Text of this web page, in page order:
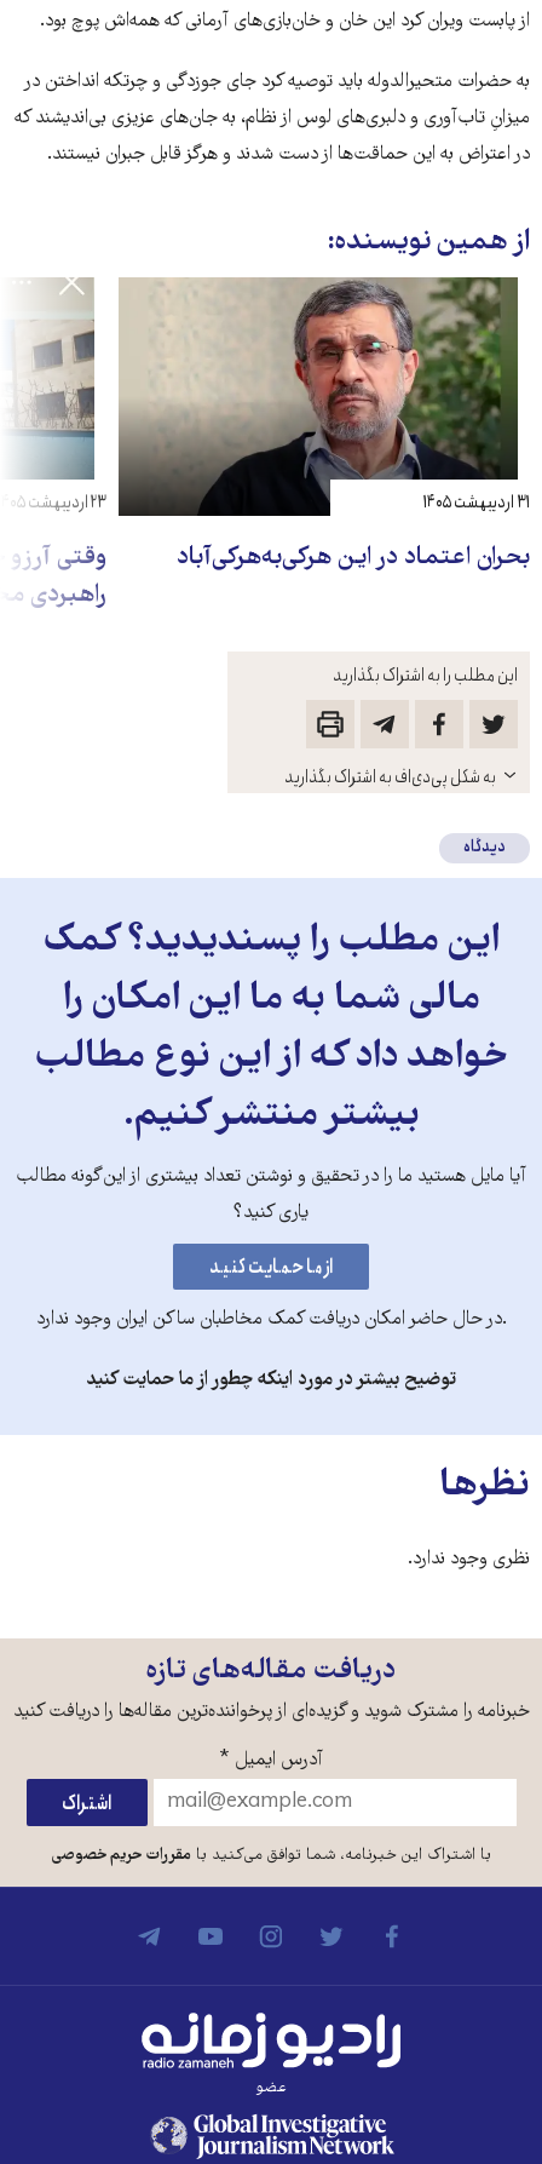
این مطلب را به اشتراک بگذارید
باز
کنید
به شکل پی‌دی‌اف به اشتراک بگذارید
از پابست ویران کرد این خان و خان‌بازی‌های آرمانی که همه‌اش پوچ بود.
به حضرات متحیرالدوله باید توصیه کرد جای جوزدگی و چرتکه انداختن در
میزانِ تاب‌آوری و دلبری‌های لوس از نظام، به جان‌های عزیزی بی‌اندیشند که
در اعتراض به این حماقت‌ها از دست شدند و هرگز قابل جبران نیستند.
از همین نویسنده:
بحران اعتماد در این هرکی‌به‌هرکی‌آباد
۳۱ اردیبهشت ۱۴۰۵
وقتی
راهبردی
۲۳ اردیبهشت ۱۴۰۵
دیدگاه
این مطلب را پسندیدید؟ کمک
مالی شما به ما این امکان را
خواهد داد که از این نوع مطالب
بیشتر منتشر کنیم.
آیا مایل هستید ما را در تحقیق و نوشتن تعداد بیشتری از این‌گونه مطالب
یاری کنید؟
.در حال حاضر امکان دریافت کمک مخاطبان ساکن ایران وجود ندارد
توضیح بیشتر در مورد اینکه چطور از ما حمایت کنید
نظرها
نظری وجود ندارد.
دریافت مقاله‌های تازه
خبرنامه را مشترک شوید و گزیده‌ای از پرخواننده‌ترین مقاله‌ها را دریافت کنید
آدرس ایمیل *
با اشتراک این خبرنامه، شما توافق می‌کنید بامقررات حریم خصوصی
عضو